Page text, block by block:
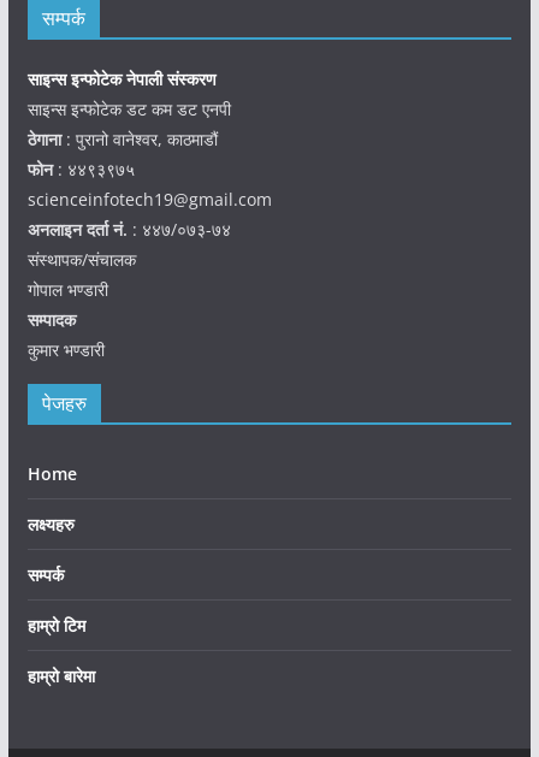
सम्पर्क
साइन्स इन्फोटेक नेपाली संस्करण
साइन्स इन्फोटेक डट कम डट एनपी
ठेगाना: पुरानो वानेश्वर, काठमाडौं
फोन: ४४९३९७५
scienceinfotech19@gmail.com
अनलाइन दर्ता नं. : ४४७/०७३-७४
संस्थापक/संचालक
गोपाल भण्डारी
सम्पादक
कुमार भण्डारी
पेजहरु
Home
लक्ष्यहरु
सम्पर्क
हाम्रो टिम
हाम्रो बारेमा